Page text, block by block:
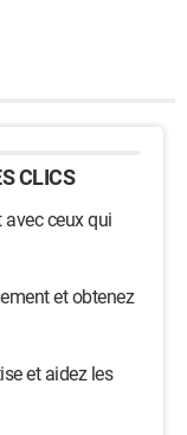
CLICS
ceux qui
et obtenez
et aidez les